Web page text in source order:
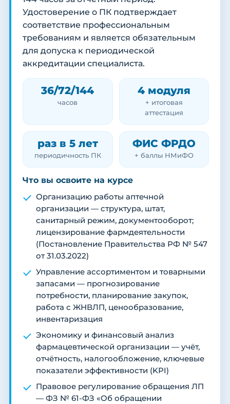
Удостоверение о ПК подтверждает
соответствие профессиональным
требованиям и является обязательным
для допуска к периодической
аккредитации специалиста.
36/72/144
часов
4 модуля
+ итоговая
аттестация
раз в 5 лет
периодичность ПК
ФИС ФРДО
+ баллы НМиФО
Что вы освоите на курсе
Организацию работы аптечной
организации — структура, штат,
санитарный режим, документооборот;
лицензирование фармдеятельности
(Постановление Правительства РФ № 547
от 31.03.2022)
Управление ассортиментом и товарными
запасами — прогнозирование
потребности, планирование закупок,
работа с ЖНВЛП, ценообразование,
инвентаризация
Экономику и финансовый анализ
фармацевтической организации — учёт,
отчётность, налогообложение, ключевые
показатели эффективности (KPI)
Правовое регулирование обращения ЛП
— ФЗ № 61-ФЗ «Об обращении